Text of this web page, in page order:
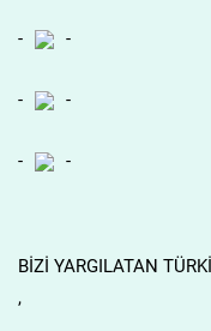
- -
- -
- -
BİZİ YARGILATAN
,